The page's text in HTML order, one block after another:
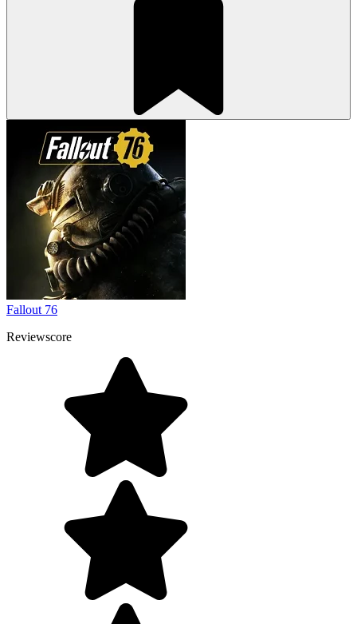
Fallout 76
Reviewscore